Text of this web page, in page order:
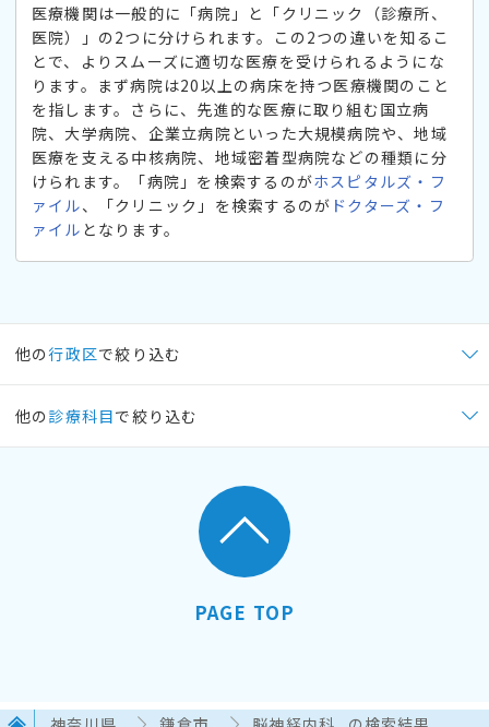
医療機関は一般的に「病院」と「クリニック（診療所、
医院）」の2つに分けられます。この2つの違いを知るこ
とで、よりスムーズに適切な医療を受けられるようにな
ります。まず病院は20以上の病床を持つ医療機関のこと
を指します。さらに、先進的な医療に取り組む国立病
院、大学病院、企業立病院といった大規模病院や、地域
医療を支える中核病院、地域密着型病院などの種類に分
けられます。「病院」を検索するのがホスピタルズ・フ
ァイル、「クリニック」を検索するのが ドクターズ・フ
ァイル となります。
他の行政区で絞り込む
他の 診療科目で絞り込む
PAGE TOP